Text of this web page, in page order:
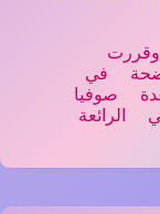
في
صوفيا